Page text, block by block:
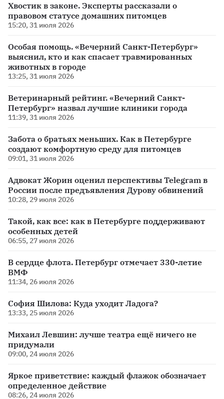
Хвостик в законе. Эксперты рассказали о
правовом статусе домашних питомцев
15:20, 31 июля 2026
Особая помощь. «Вечерний Санкт-Петербург»
выяснил, кто и как спасает травмированных
животных в городе
13:25, 31 июля 2026
Ветеринарный рейтинг. «Вечерний Санкт-
Петербург» назвал лучшие клиники города
11:39, 31 июля 2026
Забота о братьях меньших. Как в Петербурге
создают комфортную среду для питомцев
09:01, 31 июля 2026
Адвокат Жорин оценил перспективы Telegram в
России после предъявления Дурову обвинений
10:28, 29 июля 2026
Такой, как все: как в Петербурге поддерживают
особенных детей
06:55, 27 июля 2026
В сердце флота. Петербург отмечает 330-летие
ВМФ
11:34, 26 июля 2026
София Шилова: Куда уходит Ладога?
13:33, 25 июля 2026
Михаил Левшин: лучше театра ещё ничего не
придумали
09:00, 24 июля 2026
Яркое приветствие: каждый флажок обозначает
определенное действие
08:26, 24 июля 2026